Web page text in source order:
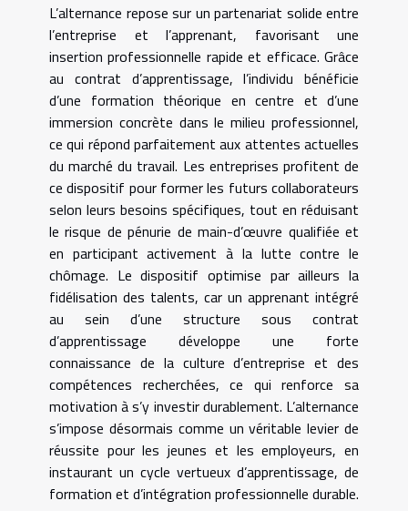
L’alternance repose sur un partenariat solide entre
l’entreprise et l’apprenant, favorisant une
insertion professionnelle rapide et efficace. Grâce
au contrat d’apprentissage, l’individu bénéficie
d’une formation théorique en centre et d’une
immersion concrète dans le milieu professionnel,
ce qui répond parfaitement aux attentes actuelles
du marché du travail. Les entreprises profitent de
ce dispositif pour former les futurs collaborateurs
selon leurs besoins spécifiques, tout en réduisant
le risque de pénurie de main-d’œuvre qualifiée et
en participant activement à la lutte contre le
chômage. Le dispositif optimise par ailleurs la
fidélisation des talents, car un apprenant intégré
au sein d’une structure sous contrat
d’apprentissage développe une forte
connaissance de la culture d’entreprise et des
compétences recherchées, ce qui renforce sa
motivation à s’y investir durablement. L’alternance
s’impose désormais comme un véritable levier de
réussite pour les jeunes et les employeurs, en
instaurant un cycle vertueux d’apprentissage, de
formation et d’intégration professionnelle durable.